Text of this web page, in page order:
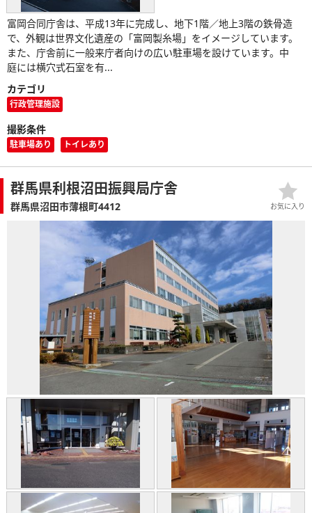
富岡合同庁舎は、平成13年に完成し、地下1階／地上3階の鉄骨造
で、外観は世界文化遺産の「富岡製糸場」をイメージしています。
また、庁舎前に一般来庁者向けの広い駐車場を設けています。中
庭には横穴式石室を有...
カテゴリ
行政管理施設
撮影条件
駐車場あり トイレあり
群馬県利根沼田振興局庁舎
群馬県沼田市薄根町4412 お気に入り